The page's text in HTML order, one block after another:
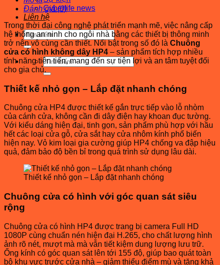
Cyberlife news
Liên hệ
Tìm
kiếm:
Tìm
kiếm:
Đánh giá (0)
Trong thời đại công nghệ phát triển mạnh mẽ, việc nâng cấp
hệ thống an ninh cho ngôi nhà bằng các thiết bị thông minh
trở nên vô cùng cần thiết. Nổi bật trong số đó là Chuông
cửa có hình không dây HP4 – sản phẩm tích hợp nhiều
tính năng tiên tiến, mang đến sự tiện lợi và an tâm tuyệt đối
cho gia chủ.
Thiết kế nhỏ gọn – Lắp đặt nhanh chóng
Chuông cửa HP4 được thiết kế gắn trực tiếp vào lỗ nhòm
của cánh cửa, không cần đi dây điện hay khoan đục tường.
Với kiểu dáng hiện đại, tinh gọn, sản phẩm phù hợp với hầu
hết các loại cửa gỗ, cửa sắt hay cửa nhôm kính phổ biến
hiện nay. Vỏ kim loại gia cường giúp HP4 chống va đập hiệu
quả, đảm bảo độ bền bỉ trong quá trình sử dụng lâu dài.
Thiết kế nhỏ gọn – Lắp đặt nhanh chóng
Chuông cửa có hình với góc quan sát siêu
rộng
Chuông cửa có hình HP4 được trang bị camera Full HD
1080P cùng chuẩn nén hiện đại H.265, cho chất lượng hình
ảnh rõ nét, mượt mà mà vẫn tiết kiệm dung lượng lưu trữ.
Ống kính có góc quan sát lên tới 155 độ, giúp bao quát toàn
bộ khu vực trước cửa nhà – giảm thiểu điểm mù và tăng khả